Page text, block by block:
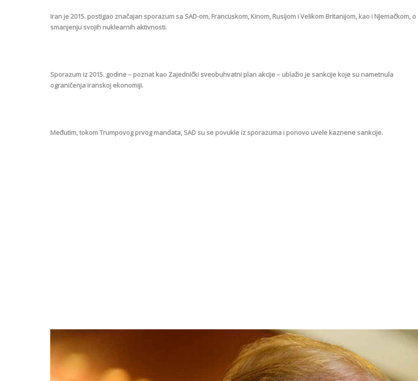
Iran je 2015. postigao značajan sporazum sa SAD-om, Francuskom, Kinom, Rusijom i Velikom Britanijom, kao i Njemačkom, o
smanjenju svojih nuklearnih aktivnosti.
Sporazum iz 2015. godine – poznat kao Zajednički sveobuhvatni plan akcije – ublažio je sankcije koje su nametnula
ograničenja iranskoj ekonomiji.
Međutim, tokom Trumpovog prvog mandata, SAD su se povukle iz sporazuma i ponovo uvele kaznene sankcije.